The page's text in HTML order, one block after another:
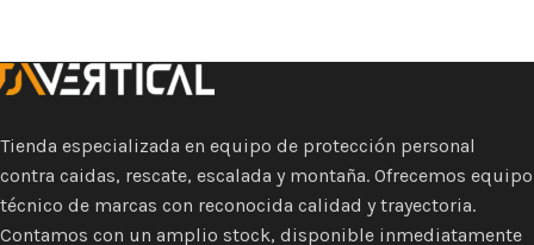
Tienda especializada en equipo de protección personal
contra caidas, rescate, escalada y montaña. Ofrecemos equipo
técnico de marcas con reconocida calidad y trayectoria.
Contamos con un amplio stock, disponible inmediatamente